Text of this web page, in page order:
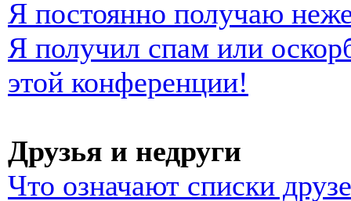
Я постоянно получаю
Я получил спам или
этой конференции!
Друзья и недруги
Что означают списки